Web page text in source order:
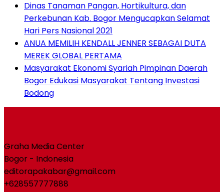
Dinas Tanaman Pangan, Hortikultura, dan
Perkebunan Kab. Bogor Mengucapkan Selamat
Hari Pers Nasional 2021
ANUA MEMILIH KENDALL JENNER SEBAGAI DUTA
MEREK GLOBAL PERTAMA
Masyarakat Ekonomi Syariah Pimpinan Daerah
Bogor Edukasi Masyarakat Tentang Investasi
Bodong
Graha Media Center
Bogor - Indonesia
editorapakabar@gmail.com
+628557777888